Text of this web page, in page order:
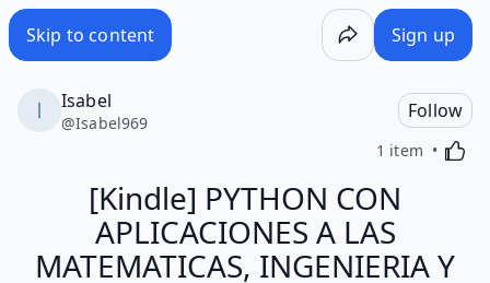
Skip to content Sign up
Isabel
@Isabel969
Follow
1 item
[Kindle] PYTHON CON
APLICACIONES A LAS
MATEMATICAS, INGENIERIA Y